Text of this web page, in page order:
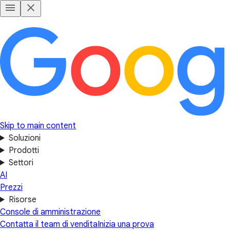
Skip to main content
Soluzioni
Prodotti
Settori
AI
Prezzi
Risorse
Console di amministrazione
Contatta il team di venditaInizia una prova